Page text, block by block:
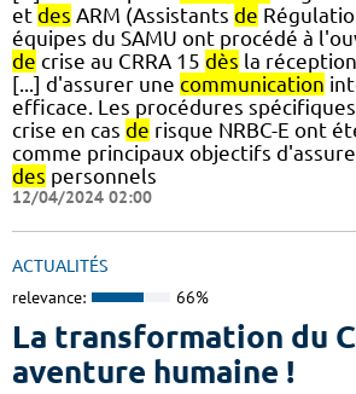
et des ARM (Assistants de
équipes du SAMU ont procédé à
de crise au CRRA 15 dès la réception
[...] d'assurer une communication
efficace. Les procédures spécifiques
crise en cas de risque NRBC-E ont
comme principaux objectifs
des personnels
12/04/2024 02:00
ACTUALITÉS
relevance: 66%
La transformation du
aventure humaine !